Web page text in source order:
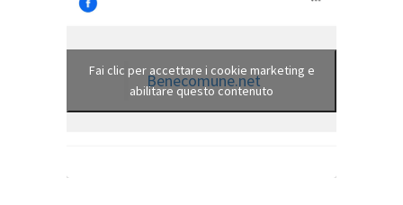
Benecomune.net
Fai clic per accettare i cookie marketing e
abilitare questo contenuto